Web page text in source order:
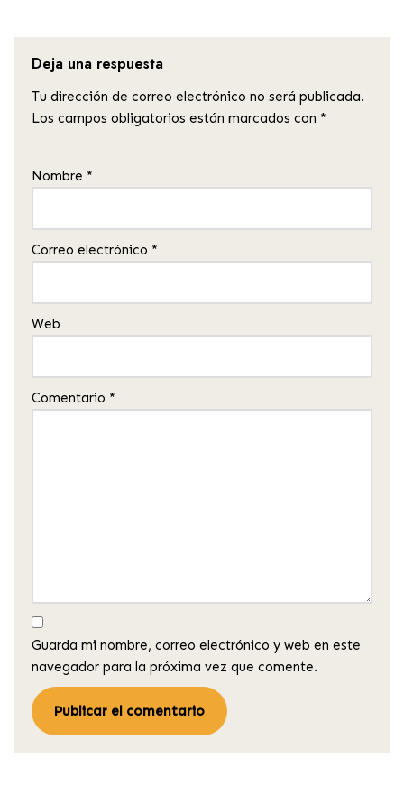
Deja una respuesta
Tu dirección de correo electrónico no será publicada.
Los campos obligatorios están marcados con *
Nombre *
Correo electrónico *
Web
Comentario *
Guarda mi nombre, correo electrónico y web en este
navegador para la próxima vez que comente.